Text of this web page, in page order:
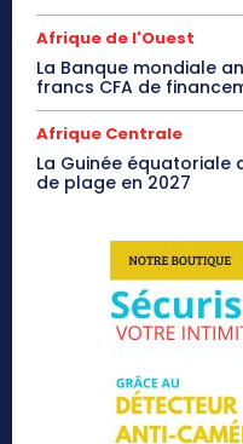
Afrique de l'Ouest
La Banque mondiale
francs CFA de
Afrique Centrale
La Guinée équatoriale
de plage en 2027